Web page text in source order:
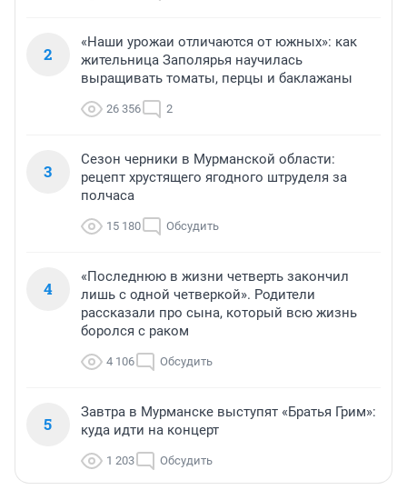
2
«Наши урожаи отличаются от южных»: как
жительница Заполярья научилась
выращивать томаты, перцы и баклажаны
26 356 2
3
Сезон черники в Мурманской области:
рецепт хрустящего ягодного штруделя за
полчаса
15 180 Обсудить
4
«Последнюю в жизни четверть закончил
лишь с одной четверкой». Родители
рассказали про сына, который всю жизнь
боролся с раком
4 106 Обсудить
5
Завтра в Мурманске выступят «Братья Грим»:
куда идти на концерт
1 203 Обсудить